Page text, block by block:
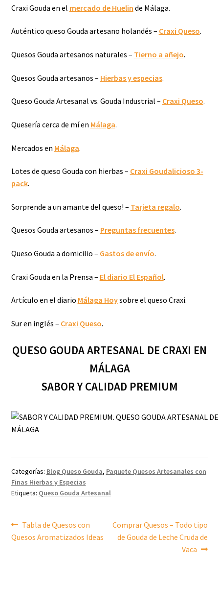
Craxi Gouda en el mercado de Huelin de Málaga.
Auténtico queso Gouda artesano holandés – Craxi Queso.
Quesos Gouda artesanos naturales – Tierno a añejo.
Quesos Gouda artesanos – Hierbas y especias.
Queso Gouda Artesanal vs. Gouda Industrial – Craxi Queso.
Quesería cerca de mí en Málaga.
Mercados en Málaga.
Lotes de queso Gouda con hierbas – Craxi Goudalicioso 3-
pack.
Sorprende a un amante del queso! – Tarjeta regalo.
Quesos Gouda artesanos – Preguntas frecuentes.
Queso Gouda a domicilio – Gastos de envío.
Craxi Gouda en la Prensa – El diario El Español.
Artículo en el diario Málaga Hoysobre el queso Craxi.
Sur en inglés – Craxi Queso.
QUESO GOUDA ARTESANAL DE CRAXI EN
MÁLAGA
SABOR Y CALIDAD PREMIUM
Categorías: Blog Queso Gouda, Paquete Quesos Artesanales con
Finas Hierbas y Especias
Etiqueta: Queso Gouda Artesanal
Navegación
de
Anterior:
Tabla de Quesos con
Quesos Aromatizados Ideas
Siguiente:
Comprar Quesos – Todo tipo
de Gouda de Leche Cruda de
Vaca